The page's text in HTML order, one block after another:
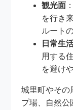
観光面
を行き
ルート
日常生
用する
を避け
城里町やその
プ場、自然公